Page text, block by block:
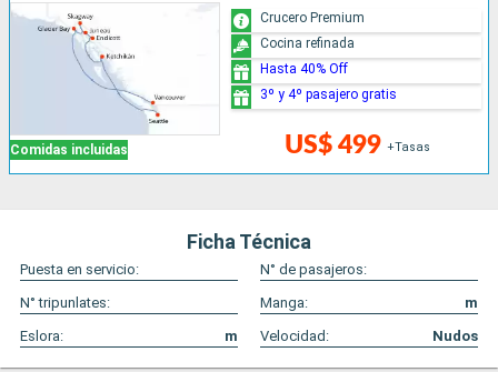
Comidas incluidas US$ 499 +Tasas
Crucero Premium
Cocina refinada
Hasta 40% Off
3º y 4º pasajero gratis
Ficha Técnica
Puesta en servicio:
N° de pasajeros:
N° tripunlates:
Manga:
m
Eslora:
m Velocidad: Nudos